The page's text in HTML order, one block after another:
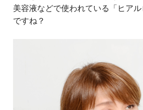
美容液などで使われている「ヒア
ですね？